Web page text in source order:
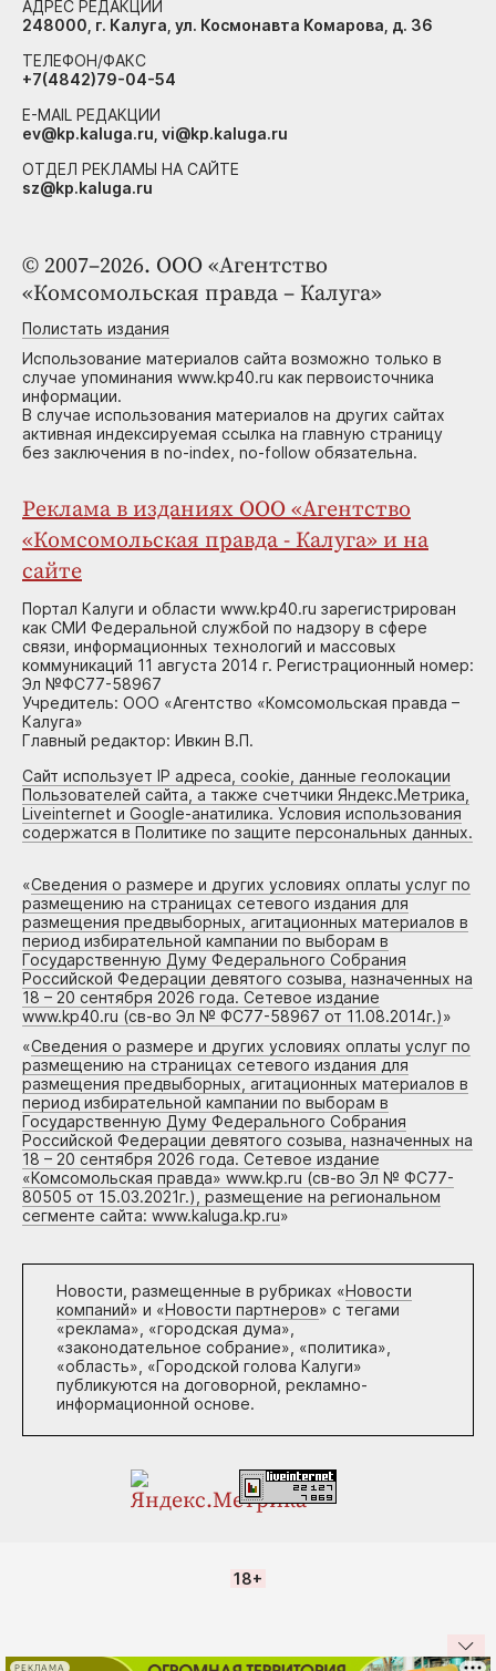
© 2007–2026. ООО «Агентство
«Комсомольская правда – Калуга»
Полистать издания
Использование материалов сайта возможно только в
случае упоминания www.kp40.ru как первоисточника
информации.
В случае использования материалов на других сайтах
активная индексируемая ссылка на главную страницу
без заключения в no-index, no-follow обязательна.
Реклама в изданиях ООО «Агентство
«Комсомольская правда - Калуга» и на
сайте
Портал Калуги и области www.kp40.ru зарегистрирован
как СМИ Федеральной службой по надзору в сфере
связи, информационных технологий и массовых
коммуникаций 11 августа 2014 г. Регистрационный номер:
Эл №ФС77-58967
Учредитель: ООО «Агентство «Комсомольская правда –
Калуга»
Главный редактор: Ивкин В.П.
Сайт использует IP адреса, cookie, данные геолокации
Пользователей сайта, а также счетчики Яндекс.Метрика,
Liveinternet и Google-анатилика. Условия использования
содержатся в Политике по защите персональных данных.
«Сведения о размере и других условиях оплаты услуг по
размещению на страницах сетевого издания для
размещения предвыборных, агитационных материалов в
период избирательной кампании по выборам в
Государственную Думу Федерального Собрания
Российской Федерации девятого созыва, назначенных на
18 – 20 сентября 2026 года. Сетевое издание
www.kp40.ru (св-во Эл № ФС77-58967 от 11.08.2014г.)»
«Сведения о размере и других условиях оплаты услуг по
размещению на страницах сетевого издания для
размещения предвыборных, агитационных материалов в
период избирательной кампании по выборам в
Государственную Думу Федерального Собрания
Российской Федерации девятого созыва, назначенных на
18 – 20 сентября 2026 года. Сетевое издание
«Комсомольская правда» www.kp.ru (св-во Эл № ФС77-
80505 от 15.03.2021г.), размещение на региональном
сегменте сайта: www.kaluga.kp.ru»
Новости, размещенные в рубриках «Новости
компаний» и «Новости партнеров» с тегами
«реклама», «городская дума»,
«законодательное собрание», «политика»,
«область», «Городской голова Калуги»
публикуются на договорной, рекламно-
информационной основе.
АДРЕС РЕДАКЦИИ
248000, г. Калуга, ул. Космонавта Комарова, д. 36
ТЕЛЕФОН/ФАКС
+7(4842)79-04-54
E-MAIL РЕДАКЦИИ
ev@kp.kaluga.ru, vi@kp.kaluga.ru
ОТДЕЛ РЕКЛАМЫ НА САЙТЕ
sz@kp.kaluga.ru
18+
РЕКЛАМА